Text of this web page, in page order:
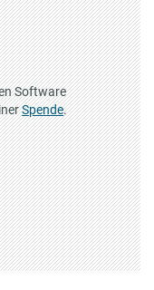
Software
Spende.